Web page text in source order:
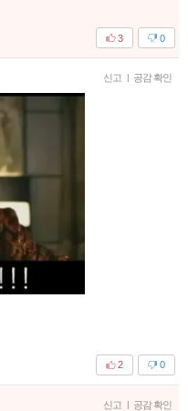
0
3
신고 | 공감 확인
0
2
신고 | 공감 확인